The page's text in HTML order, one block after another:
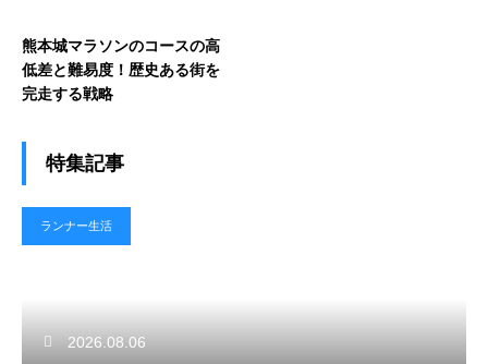
熊本城マラソンのコースの高
低差と難易度！歴史ある街を
完走する戦略
特集記事
ランナー生活
2026.08.06